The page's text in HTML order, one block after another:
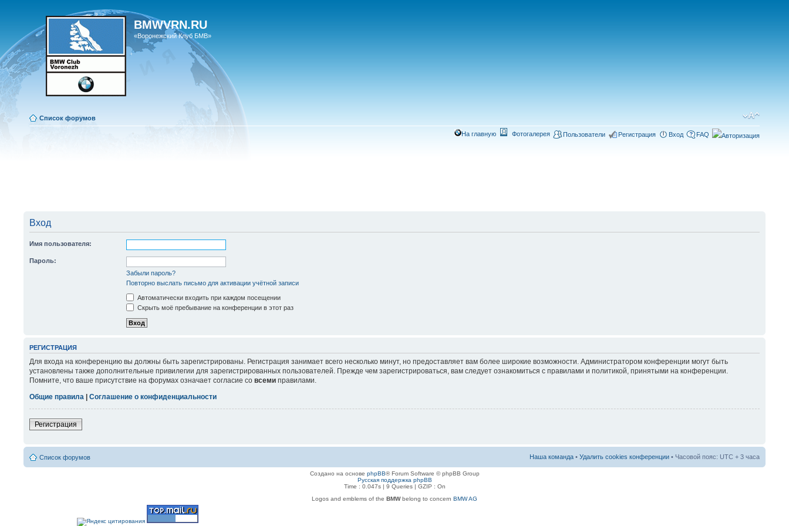
BMWVRN.RU
«Воронежский Клуб БМВ»
Список форумов
На главную Фотогалерея Пользователи Регистрация Вход FAQ
Вход
Имя пользователя:
Пароль:
Забыли пароль?
Повторно выслать письмо для активации учётной записи
Автоматически входить при каждом посещении
Скрыть моё пребывание на конференции в этот раз
РЕГИСТРАЦИЯ
Для входа на конференцию вы должны быть зарегистрированы. Регистрация занимает всего несколько минут, но предоставляет вам более широкие возможности. Администратором конференции могут быть
установлены также дополнительные привилегии для зарегистрированных пользователей. Прежде чем зарегистрироваться, вам следует ознакомиться с правилами и политикой, принятыми на конференции.
Помните, что ваше присутствие на форумах означает согласие со всеми правилами.
Общие правила | Соглашение о конфиденциальности
Регистрация
Список форумов Наша команда • Удалить cookies конференции • Часовой пояс: UTC + 3 часа
Создано на основе phpBB® Forum Software © phpBB Group
Русская поддержка phpBB
Time : 0.047s | 9 Queries | GZIP : On
Logos and emblems of the BMWbelong to concern BMW AG